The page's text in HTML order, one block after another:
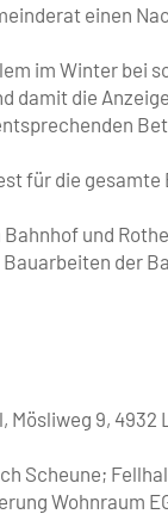
einen
im Winter bei
damit die
für die
und
der
9,
Scheune;
Wohnraum